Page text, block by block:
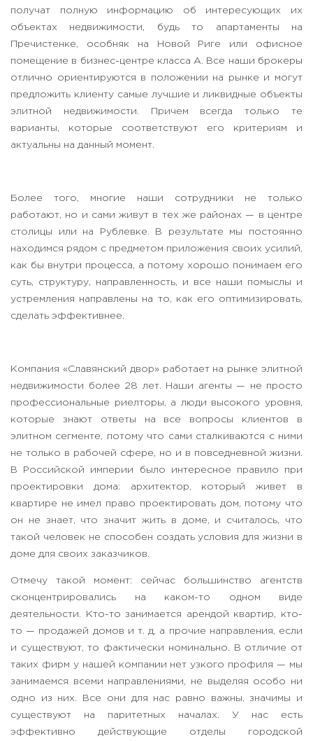
получат полную информацию об интересующих их
объектах недвижимости, будь то апартаменты на
Пречистенке, особняк на Новой Риге или офисное
помещение в бизнес-центре класса А. Все наши брокеры
отлично ориентируются в положении на рынке и могут
предложить клиенту самые лучшие и ликвидные объекты
элитной недвижимости. Причем всегда только те
варианты, которые соответствуют его критериям и
актуальны на данный момент.
Более того, многие наши сотрудники не только
работают, но и сами живут в тех же районах — в центре
столицы или на Рублевке. В результате мы постоянно
находимся рядом с предметом приложения своих усилий,
как бы внутри процесса, а потому хорошо понимаем его
суть, структуру, направленность, и все наши помыслы и
устремления направлены на то, как его оптимизировать,
сделать эффективнее.
Компания «Славянский двор» работает на рынке элитной
недвижимости более 28 лет. Наши агенты — не просто
профессиональные риелторы, а люди высокого уровня,
которые знают ответы на все вопросы клиентов в
элитном сегменте, потому что сами сталкиваются с ними
не только в рабочей сфере, но и в повседневной жизни.
В Российской империи было интересное правило при
проектировки дома: архитектор, который живет в
квартире не имел право проектировать дом, потому что
он не знает, что значит жить в доме, и считалось, что
такой человек не способен создать условия для жизни в
доме для своих заказчиков.
Отмечу такой момент: сейчас большинство агентств
сконцентрировались на каком-то одном виде
деятельности. Кто-то занимается арендой квартир, кто-
то — продажей домов и т. д, а прочие направления, если
и существуют, то фактически номинально. В отличие от
таких фирм у нашей компании нет узкого профиля — мы
занимаемся всеми направлениями, не выделяя особо ни
одно из них. Все они для нас равно важны, значимы и
существуют на паритетных началах. У нас есть
эффективно действующие отделы городской